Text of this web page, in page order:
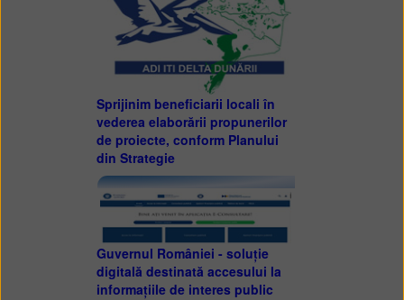
Sprijinim beneficiarii locali în
vederea elaborării propunerilor
de proiecte, conform Planului
din Strategie
Guvernul României - soluție
digitală destinată accesului la
informațiile de interes public